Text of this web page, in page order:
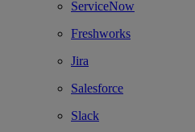
ServiceNow
Freshworks
Jira
Salesforce
Slack